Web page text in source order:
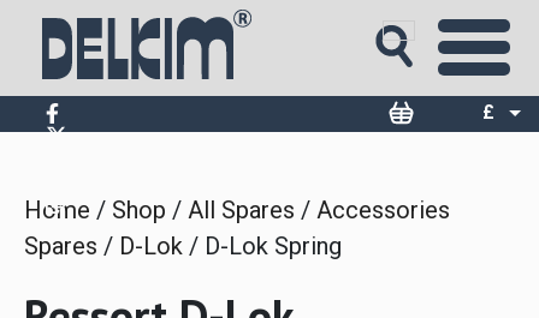
Skip
content
£
Home / Shop / All Spares / Accessories
Spares / D-Lok / D-Lok Spring